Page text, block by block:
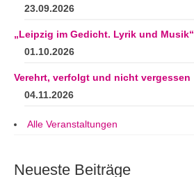
23.09.2026
„Leipzig im Gedicht. Lyrik und Musik“
01.10.2026
Verehrt, verfolgt und nicht vergessen
04.11.2026
Alle Veranstaltungen
Neueste Beiträge